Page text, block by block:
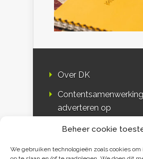
Beheer cookie
We gebruiken technologieën zoals cookies om
Over DK
adverteren op